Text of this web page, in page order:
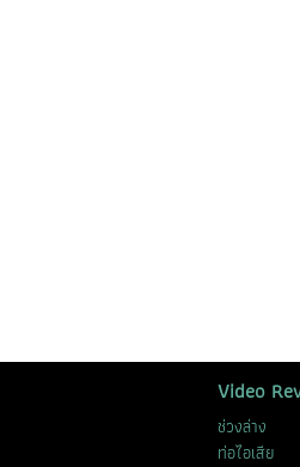
Video
ช่วงล่าง
ท่อไอเสีย